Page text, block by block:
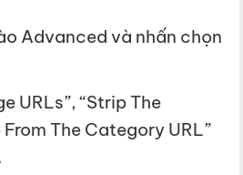
Advanced và nhấn chọn
URLs”, “Strip The
The Category URL”